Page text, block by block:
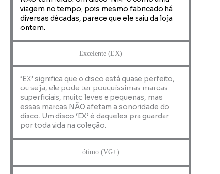
viagem no tempo, pois mesmo fabricado há
diversas décadas, parece que ele saiu da loja
ontem.
Excelente (EX)
‘EX’ significa que o disco está quase perfeito,
ou seja, ele pode ter pouquíssimas marcas
superficiais, muito leves e pequenas, mas
essas marcas NÃO afetam a sonoridade do
disco. Um disco ‘EX’ é daqueles pra guardar
por toda vida na coleção.
ótimo (VG+)